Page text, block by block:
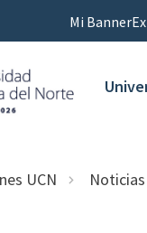
Mi Banner
UCN Noticias